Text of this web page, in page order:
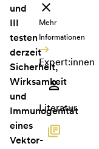
und
III
testen
derzeit
Sicherheit,
Wirksamkeit
und
Immunogenität
eines
Vektor-
Mehr
Informationen
Expert:innen
Literatur